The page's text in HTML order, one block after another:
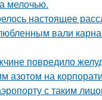
мелочью.
настоящее
вали
повредило
азотом на
с таким